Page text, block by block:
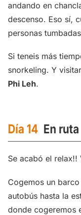
andando en
descenso. Eso sí,
personas
Si teneis más
snorkeling. Y
Phi Leh.
Día 14 En ruta
Se acabó el relax!!
Cogemos un
autobús hasta la
donde cogeremos